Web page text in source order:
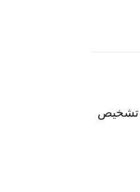
تشخیص